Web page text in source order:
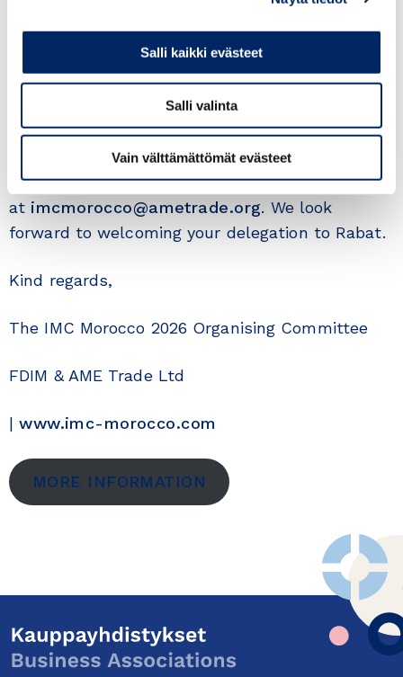
Salli kaikki evästeet
Salli valinta
Vain välttämättömät evästeet
Please find attached the event brochure, which
sets out the full programme and participation
options. We would be grateful if you could share
it with companies and associations in your
network.
Please feel free to contact us
at imcmorocco@ametrade.org. We look
forward to welcoming your delegation to Rabat.
Kind regards,
The IMC Morocco 2026 Organising Committee
FDIM & AME Trade Ltd
|www.imc-morocco.com
MORE INFORMATION